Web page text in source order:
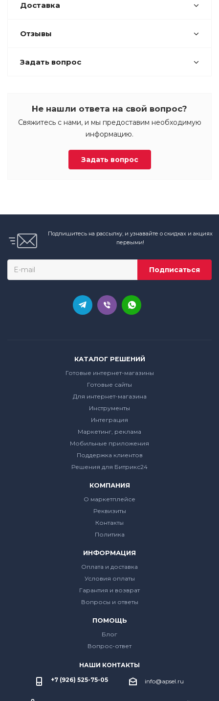
Доставка
Отзывы
Задать вопрос
Не нашли ответа на свой вопрос?
Свяжитесь с нами, и мы предоставим необходимую
информацию.
Задать вопрос
Подпишитесь на рассылку, и узнавайте о скидках и акциях
первыми!
КАТАЛОГ РЕШЕНИЙ
Готовые интернет-магазины
Готовые сайты
Для интернет-магазина
Инструменты
Интеграция
Маркетинг, реклама
Мобильные приложения
Поддержка клиентов
Решения для Битрикс24
КОМПАНИЯ
О маркетплейсе
Реквизиты
Контакты
Политика
ИНФОРМАЦИЯ
Оплата и доставка
Условия оплаты
Гарантия и возврат
Вопросы и ответы
ПОМОЩЬ
Блог
Вопрос-ответ
НАШИ КОНТАКТЫ
+7 (926) 525-75-05
info@apsel.ru